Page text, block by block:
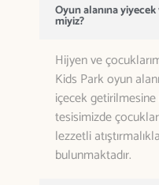
Oyun alanına
miyiz?
Hijyen ve
Kids Park oyun
içecek
tesisimizde
lezzetli
bulunmaktadır.